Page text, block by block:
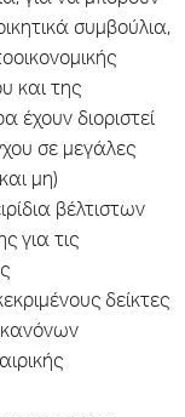
συμβούλια,
και της
έχουν διοριστεί
σε μεγάλες
μη)
βέλτιστων
για τις
δείκτες